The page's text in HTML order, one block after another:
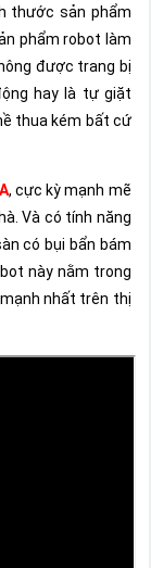
thước sản phẩm
phẩm robot làm
được trang bị
hay là tự giặt
thua kém bất cứ
, cực kỳ mạnh mẽ
Và có tính năng
có bụi bẩn bám
này nằm trong
nhất trên thị